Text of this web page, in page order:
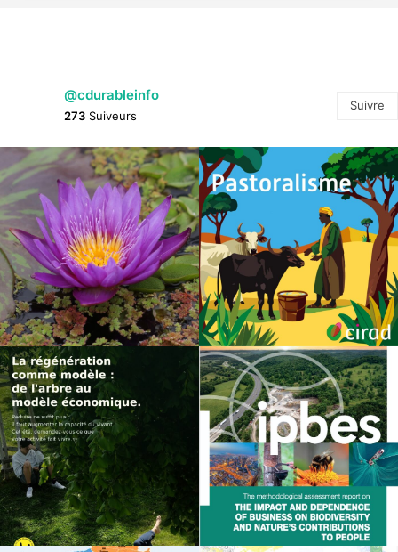
@cdurableinfo
273 Suiveurs
Suivre